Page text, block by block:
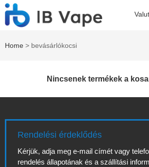
Home > bevásárlókocsi
Nincsenek termékek a
Rendelési érdeklődés
Kérjük, adja meg e-mail címét vagy
rendelés állapotának és a szállítási